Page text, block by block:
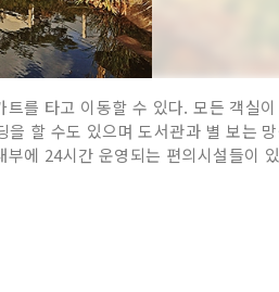
를 타고 이동할 수 있다. 모든 객실
할 수도 있으며 도서관과 별 보는
에 24시간 운영되는 편의시설들이